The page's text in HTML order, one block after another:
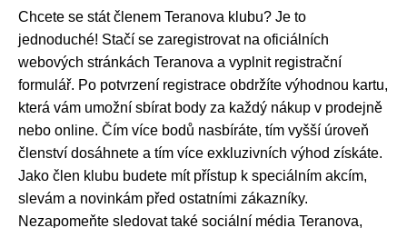
Chcete se stát členem Teranova klubu? Je to
jednoduché! Stačí se zaregistrovat na oficiálních
webových stránkách Teranova a vyplnit registrační
formulář. Po potvrzení registrace obdržíte výhodnou kartu,
která vám umožní sbírat body za každý nákup v prodejně
nebo online. Čím více bodů nasbíráte, tím vyšší úroveň
členství dosáhnete a tím více exkluzivních výhod získáte.
Jako člen klubu budete mít přístup k speciálním akcím,
slevám a novinkám před ostatními zákazníky.
Nezapomeňte sledovat také sociální média Teranova,